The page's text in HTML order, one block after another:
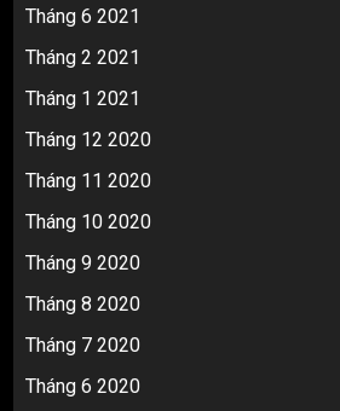
Tháng 6 2021
Tháng 2 2021
Tháng 1 2021
Tháng 12 2020
Tháng 11 2020
Tháng 10 2020
Tháng 9 2020
Tháng 8 2020
Tháng 7 2020
Tháng 6 2020